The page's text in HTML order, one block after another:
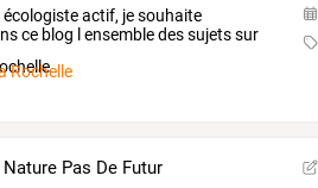
écologisteactif, jesouhaite
ce blog ensembledessujetssur
Rochelle
Pas De Futur